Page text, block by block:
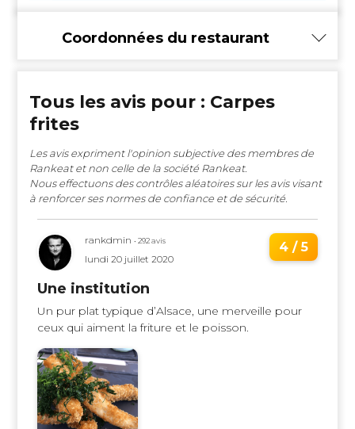
Coordonnées du restaurant
Tous les avis pour : Carpes
frites
Les avis expriment l'opinion subjective des membres de
Rankeat et non celle de la société Rankeat.
Nous effectuons des contrôles aléatoires sur les avis visant
à renforcer ses normes de confiance et de sécurité.
rankdmin• 292 avis
lundi 20 juillet 2020
4 / 5
Une institution
Un pur plat typique d’Alsace, une merveille pour
ceux qui aiment la friture et le poisson.